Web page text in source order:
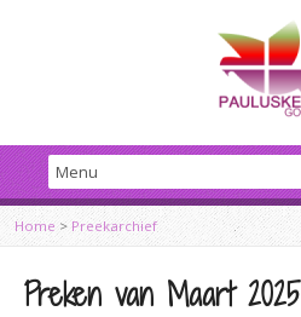
Home > Preekarchief
Preken van Maart 2025